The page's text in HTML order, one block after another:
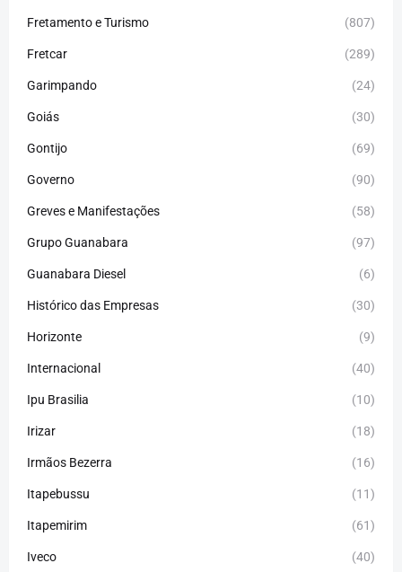
Fretamento e Turismo (807)
Fretcar (289)
Garimpando (24)
Goiás (30)
Gontijo (69)
Governo (90)
Greves e Manifestações (58)
Grupo Guanabara (97)
Guanabara Diesel (6)
Histórico das Empresas (30)
Horizonte (9)
Internacional (40)
Ipu Brasilia (10)
Irizar (18)
Irmãos Bezerra (16)
Itapebussu (11)
Itapemirim (61)
Iveco (40)